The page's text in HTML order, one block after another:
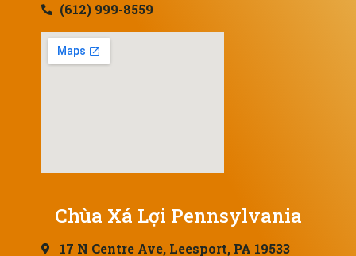
(612) 999-8559
Chùa Xá Lợi Pennsylvania
17 N Centre Ave, Leesport, PA 19533